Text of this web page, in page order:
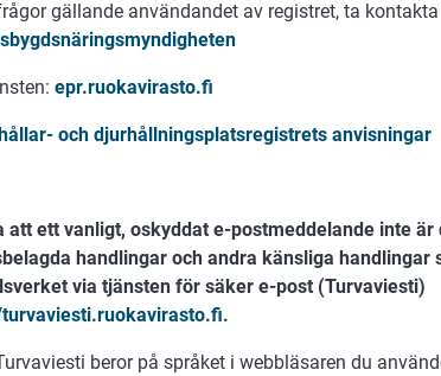
gällande användandet av registret, ta
epr.ruokavirasto.fi
och djurhållningsplatsregistrets anvisningar
att ett vanligt, oskyddat e-postmeddelande inte är
handlingar och andra känsliga handlingar
via tjänsten för säker e-post (Turvaviesti)
.
beror på språket i webbläsaren du